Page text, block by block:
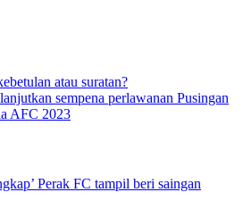
atau suratan?
sempena perlawanan Pusingan
AFC 2023